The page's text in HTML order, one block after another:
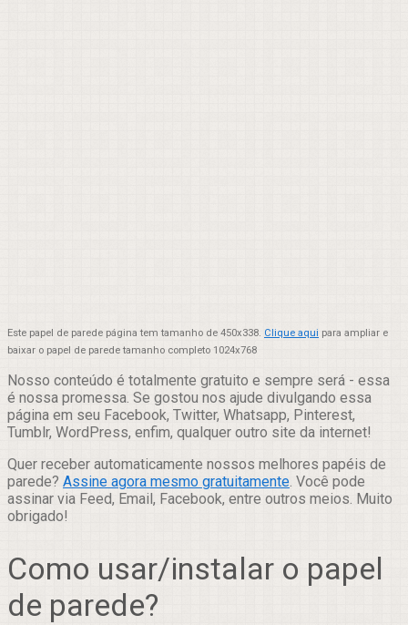
Este papel de parede página tem tamanho de 450x338. Clique aqui para ampliar e
baixar o papel de parede tamanho completo 1024x768
Nosso conteúdo é totalmente gratuito e sempre será - essa
é nossa promessa. Se gostou nos ajude divulgando essa
página em seu Facebook, Twitter, Whatsapp, Pinterest,
Tumblr, WordPress, enfim, qualquer outro site da internet!
Quer receber automaticamente nossos melhores papéis de
parede? Assine agora mesmo gratuitamente. Você pode
assinar via Feed, Email, Facebook, entre outros meios. Muito
obrigado!
Como usar/instalar o papel
de parede?